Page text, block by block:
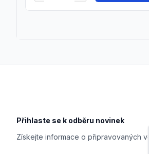
Přihlaste se k odběru novinek
Získejte informace o připravovaných